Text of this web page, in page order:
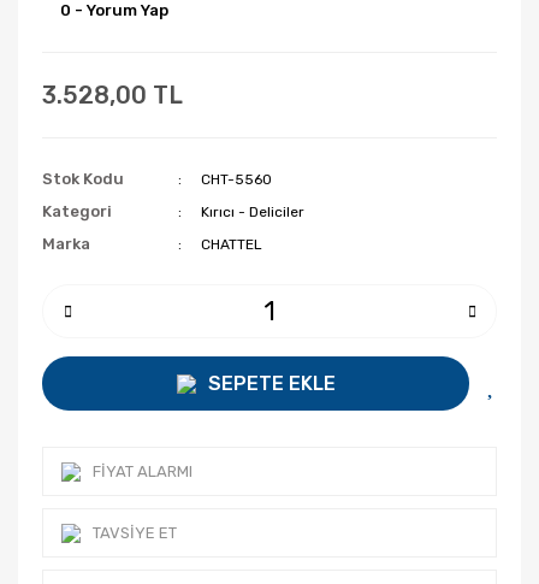
0 - Yorum Yap
3.528,00 TL
Stok Kodu CHT-5560
Kategori Kırıcı - Deliciler
Marka CHATTEL
SEPETE EKLE
FIYAT ALARMI
TAVSIYE ET